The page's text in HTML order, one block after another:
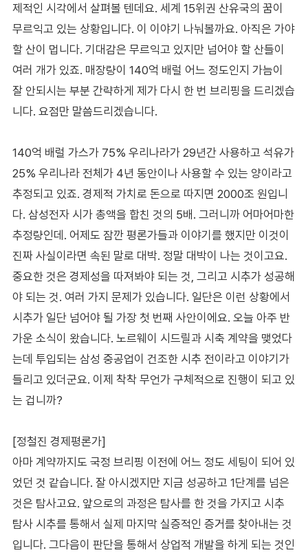
제적인 시각에서 살펴볼 텐데요. 세계 15위권 산유국의 꿈이
무르익고 있는 상황입니다. 이 이야기 나눠볼까요. 아직은 가야
할 산이 멉니다. 기대감은 무르익고 있지만 넘어야 할 산들이
여러 개가 있죠. 매장량이 140억 배럴 어느 정도인지 가늠이
잘 안되시는 부분 간략하게 제가 다시 한 번 브리핑을 드리겠습
니다. 요점만 말씀드리겠습니다.
140억 배럴 가스가 75% 우리나라가 29년간 사용하고 석유가
25% 우리나라 전체가 4년 동안이나 사용할 수 있는 양이라고
추정되고 있죠. 경제적 가치로 돈으로 따지면 2000조 원입니
다. 삼성전자 시가 총액을 합친 것의 5배. 그러니까 어마어마한
추정량인데. 어제도 잠깐 평론가들과 이야기를 했지만 이것이
진짜 사실이라면 속된 말로 대박. 정말 대박이 나는 것이고요.
중요한 것은 경제성을 따져봐야 되는 것, 그리고 시추가 성공해
야 되는 것. 여러 가지 문제가 있습니다. 일단은 이런 상황에서
시추가 일단 넘어야 될 가장 첫 번째 사안이에요. 오늘 아주 반
가운 소식이 왔습니다. 노르웨이 시드릴과 시축 계약을 맺었다
는데 투입되는 삼성 중공업이 건조한 시추 전이라고 이야기가
들리고 있더군요. 이제 착착 무언가 구체적으로 진행이 되고 있
는 겁니까?
[정철진 경제평론가]
아마 계약까지도 국정 브리핑 이전에 어느 정도 세팅이 되어 있
었던 것 같습니다. 잘 아시겠지만 지금 성공하고 1단계를 넘은
것은 탐사고요. 앞으로의 과정은 탐사를 한 것을 가지고 시추
탐사 시추를 통해서 실제 마지막 실증적인 증거를 찾아내는 것
입니다. 그다음이 판단을 통해서 상업적 개발을 하게 되는 것인